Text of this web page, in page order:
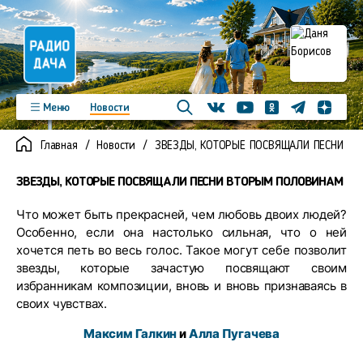
Меню
Новости
Программы
Подкасты
Новинки
Фото
Видео
ВконтактеYoutubeОдноклассники
ТелеграмЯндекс
Главная Новости ЗВЕЗДЫ, КОТОРЫЕ ПОСВЯЩАЛИ ПЕСНИ
ЗВЕЗДЫ, КОТОРЫЕ ПОСВЯЩАЛИ ПЕСНИ ВТОРЫМ ПОЛОВИНАМ
Что может быть прекрасней, чем любовь двоих людей?
Особенно, если она настолько сильная, что о ней
хочется петь во весь голос. Такое могут себе позволит
звезды, которые зачастую посвящают своим
избранникам композиции, вновь и вновь признаваясь в
своих чувствах.
Максим ГалкиниАлла Пугачева